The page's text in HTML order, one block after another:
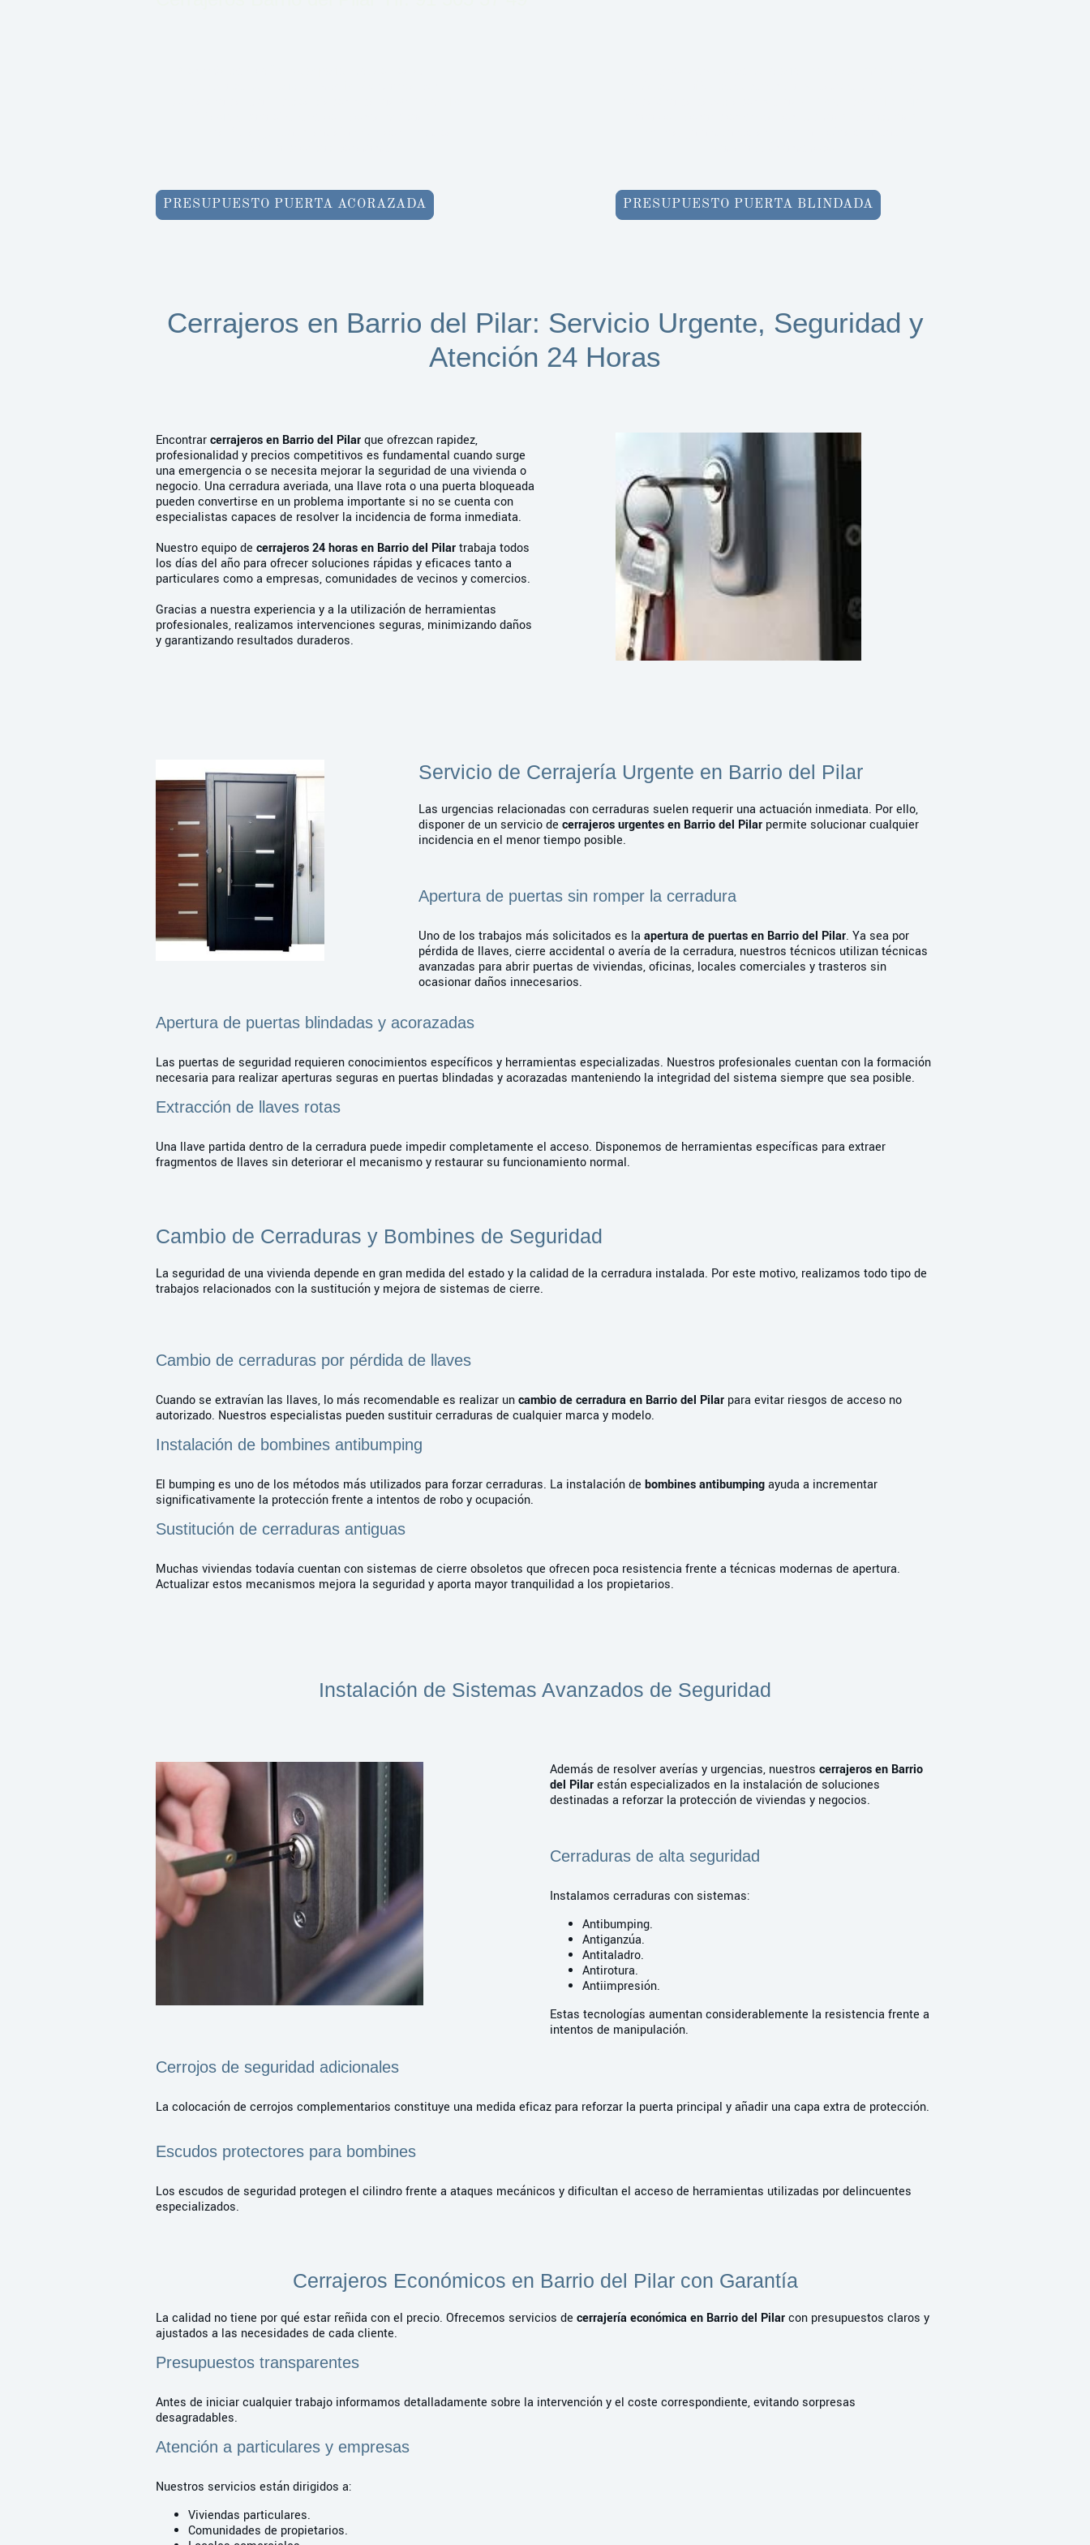
PRESUPUESTO PUERTA ACORAZADA PRESUPUESTO PUERTA BLINDADA
Cerrajeros en Barrio del Pilar: Servicio Urgente, Seguridad y
Atención 24 Horas
Encontrarcerrajeros en Barrio del Pilarque ofrezcan rapidez,
profesionalidad y precios competitivos es fundamental cuando surge
una emergencia o se necesita mejorar la seguridad de una vivienda o
negocio. Una cerradura averiada, una llave rota o una puerta bloqueada
pueden convertirse en un problema importante si no se cuenta con
especialistas capaces de resolver la incidencia de forma inmediata.
Nuestro equipo de cerrajeros 24 horas en Barrio del Pilartrabaja todos
los días del año para ofrecer soluciones rápidas y eficaces tanto a
particulares como a empresas, comunidades de vecinos y comercios.
Gracias a nuestra experiencia y a la utilización de herramientas
profesionales, realizamos intervenciones seguras, minimizando daños
y garantizando resultados duraderos.
Servicio de Cerrajería Urgente en Barrio del Pilar
Las urgencias relacionadas con cerraduras suelen requerir una actuación inmediata. Por ello,
disponer de un servicio de cerrajeros urgentes en Barrio del Pilar permite solucionar cualquier
incidencia en el menor tiempo posible.
Apertura de puertas sin romper la cerradura
Uno de los trabajos más solicitados es la apertura de puertas en Barrio del Pilar. Ya sea por
pérdida de llaves, cierre accidental o avería de la cerradura, nuestros técnicos utilizan técnicas
avanzadas para abrir puertas de viviendas, oficinas, locales comerciales y trasteros sin
ocasionar daños innecesarios.
Cambio de Cerraduras y Bombines de Seguridad
Las puertas de seguridad requieren conocimientos específicos y herramientas especializadas. Nuestros profesionales cuentan con la formación
necesaria para realizar aperturas seguras en puertas blindadas y acorazadas manteniendo la integridad del sistema siempre que sea posible.
Apertura de puertas blindadas y acorazadas
Extracción de llaves rotas
La seguridad de una vivienda depende en gran medida del estado y la calidad de la cerradura instalada. Por este motivo, realizamos todo tipo de
trabajos relacionados con la sustitución y mejora de sistemas de cierre.
Cambio de cerraduras por pérdida de llaves
Una llave partida dentro de la cerradura puede impedir completamente el acceso. Disponemos de herramientas específicas para extraer
fragmentos de llaves sin deteriorar el mecanismo y restaurar su funcionamiento normal.
Sustitución de cerraduras antiguas
Cuando se extravían las llaves, lo más recomendable es realizar uncambio de cerradura en Barrio del Pilar para evitar riesgos de acceso no
autorizado. Nuestros especialistas pueden sustituir cerraduras de cualquier marca y modelo.
El bumping es uno de los métodos más utilizados para forzar cerraduras. La instalación de bombines antibumpingayuda a incrementar
significativamente la protección frente a intentos de robo y ocupación.
Instalación de bombines antibumping
Muchas viviendas todavía cuentan con sistemas de cierre obsoletos que ofrecen poca resistencia frente a técnicas modernas de apertura.
Actualizar estos mecanismos mejora la seguridad y aporta mayor tranquilidad a los propietarios.
Instalación de Sistemas Avanzados de Seguridad
Además de resolver averías y urgencias, nuestros cerrajeros en Barrio
del Pilarestán especializados en la instalación de soluciones
destinadas a reforzar la protección de viviendas y negocios.
Cerrojos de seguridad adicionales
Los escudos de seguridad protegen el cilindro frente a ataques mecánicos y dificultan el acceso de herramientas utilizadas por delincuentes
especializados.
La colocación de cerrojos complementarios constituye una medida eficaz para reforzar la puerta principal y añadir una capa extra de protección.
Cerraduras de alta seguridad
Instalamos cerraduras con sistemas:
Antibumping.
Antiganzúa.
Antitaladro.
Antirotura.
Antiimpresión.
Estas tecnologías aumentan considerablemente la resistencia frente a
intentos de manipulación.
Escudos protectores para bombines
Cerrajeros Económicos en Barrio del Pilar con Garantía
La calidad no tiene por qué estar reñida con el precio. Ofrecemos servicios de cerrajería económica en Barrio del Pilarcon presupuestos claros y
ajustados a las necesidades de cada cliente.
Presupuestos transparentes
Antes de iniciar cualquier trabajo informamos detalladamente sobre la intervención y el coste correspondiente, evitando sorpresas
desagradables.
Atención a particulares y empresas
Nuestros servicios están dirigidos a:
Viviendas particulares.
Comunidades de propietarios.